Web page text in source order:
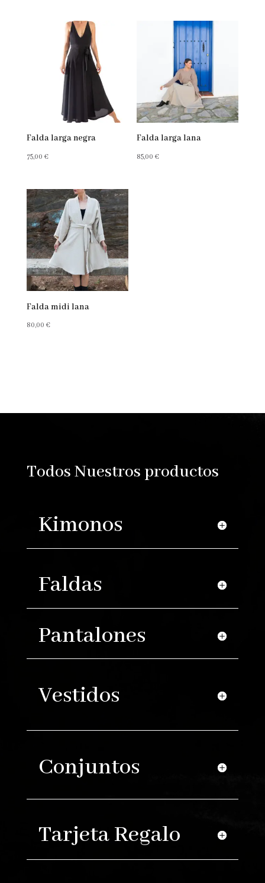
Falda larga negra
75,00 €
Falda larga lana
85,00€
Falda midi lana
80,00 €
Todos Nuestros productos
Kimonos
Faldas
Pantalones
Vestidos
Conjuntos
Tarjeta Regalo